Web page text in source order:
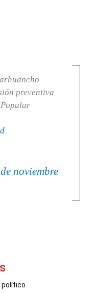
preventiva
noviembre
político